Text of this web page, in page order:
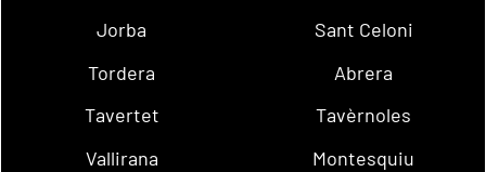
Jorba
Sant Celoni
Tordera
Abrera
Tavertet
Tavèrnoles
Vallirana
Montesquiu